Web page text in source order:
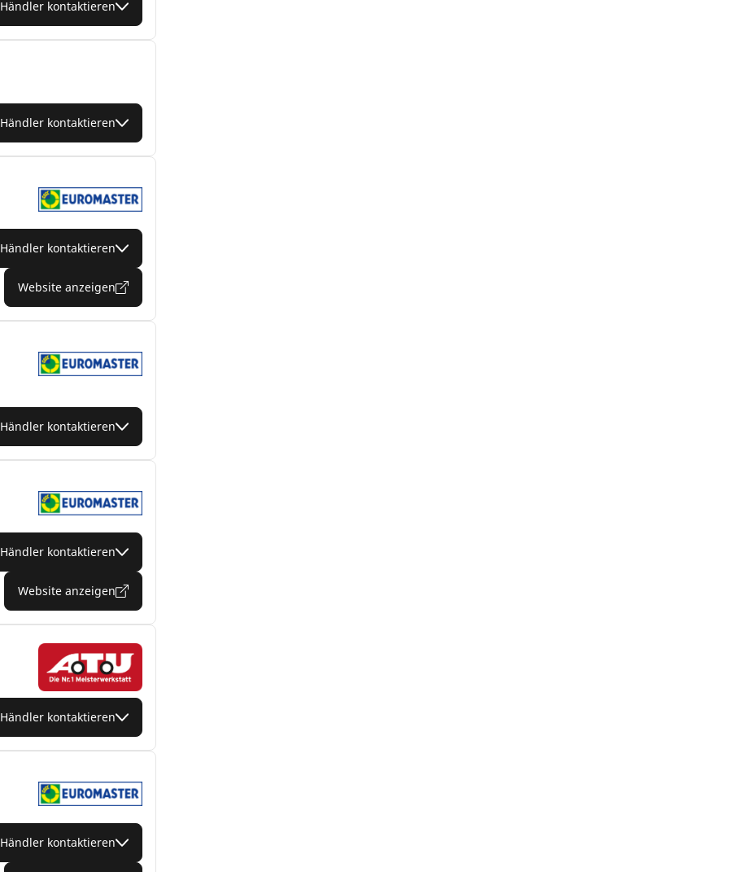
Händler kontaktieren
Händler kontaktieren
Händler kontaktieren
Website anzeigen
Händler kontaktieren
Händler kontaktieren
Website anzeigen
Händler kontaktieren
Händler kontaktieren